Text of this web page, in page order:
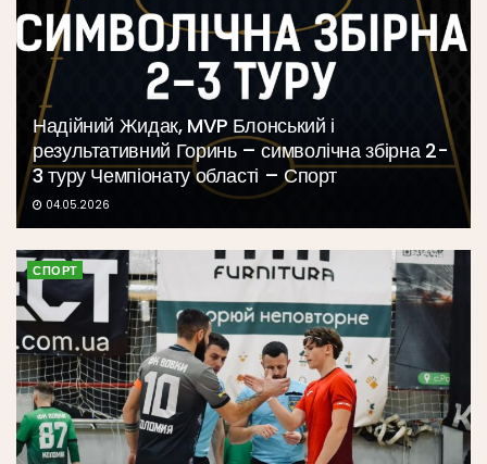
Надійний Жидак, MVP Блонський і
результативний Горинь – символічна збірна 2-
3 туру Чемпіонату області – Спорт
04.05.2026
СПОРТ